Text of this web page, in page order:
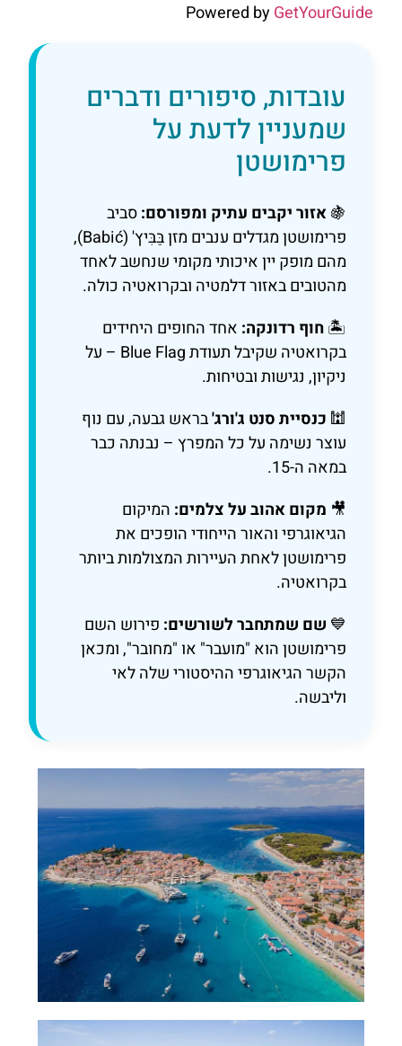
Powered byGetYourGuide
עובדות, סיפורים ודברים
שמעניין לדעת על
פרימושטן
🍇אזוריקבים עתיק ומפורסם:סביב
פרימושטן מגדלים ענבים מזן בַּבִּיץ' (Babić),
מהם מופק יין איכותי מקומי שנחשב לאחד
מהטובים באזור דלמטיה ובקרואטיה כולה.
🏝️חוף רדונקה: אחד החופים היחידים
בקרואטיה שקיבל תעודת Blue Flag – על
ניקיון, נגישות ובטיחות.
🕍 כנסיית סנט ג'ורג'בראש גבעה, עם נוף
עוצר נשימה על כל המפרץ – נבנתה כבר
במאה ה-15.
🎥 מקום אהוב על צלמים: המיקום
הגיאוגרפי והאור הייחודי הופכים את
פרימושטן לאחת העיירות המצולמות ביותר
בקרואטיה.
💙 שם שמתחבר לשורשים: פירוש השם
פרימושטן הוא "מועבר" או "מחובר", ומכאן
הקשר הגיאוגרפי ההיסטורי שלה לאי
וליבשה.